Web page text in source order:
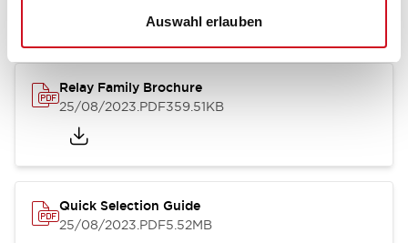
Auswahl erlauben
Relay Family Brochure
25/08/2023.PDF359.51KB
Quick Selection Guide
25/08/2023.PDF5.52MB